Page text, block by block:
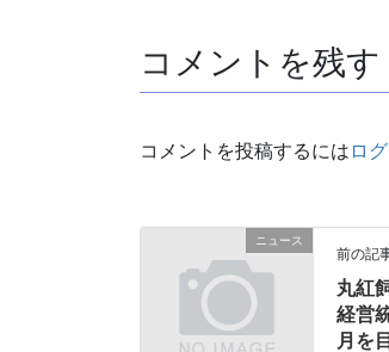
コメントを残す
コメントを投稿するには ロ
ニュース
前の記
丸紅
経営
月を